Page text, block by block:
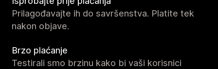
Prilagođavajte ih do savršenstva. Platite tek
nakon objave.
Brzo plaćanje
Testirali smo brzinu kako bi vaši korisnici